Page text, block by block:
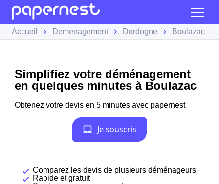
Accueil Demenagement Dordogne Boulazac